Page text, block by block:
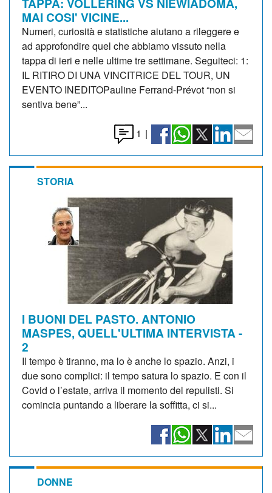
MAI COSI' VICINE...
Numeri, curiosità e statistiche aiutano a rileggere e
ad approfondire quel che abbiamo vissuto nella
tappa di ieri e nelle ultime tre settimane. Seguiteci: 1:
IL RITIRO DI UNA VINCITRICE DEL TOUR, UN
EVENTO INEDITOPauline Ferrand-Prévot “non si
sentiva bene”...
1 |
STORIA
I BUONI DEL PASTO. ANTONIO
MASPES, QUELL'ULTIMA INTERVISTA -
2
Il tempo è tiranno, ma lo è anche lo spazio. Anzi, i
due sono complici: il tempo satura lo spazio. E con il
Covid o l’estate, arriva il momento del repulisti. Si
comincia puntando a liberare la soffitta, ci si...
DONNE